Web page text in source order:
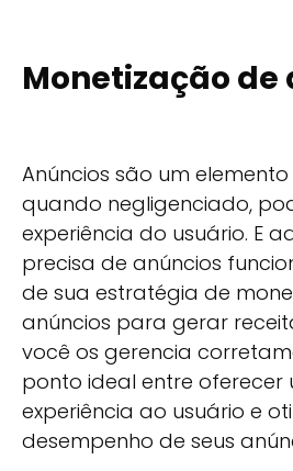
Monetização de
Anúncios são um
quando negligenciado,
experiência do usuário. E
precisa de anúncios
de sua estratégia de
anúncios para gerar
você os gerencia
ponto ideal entre oferecer
experiência ao usuário e
desempenho de seus